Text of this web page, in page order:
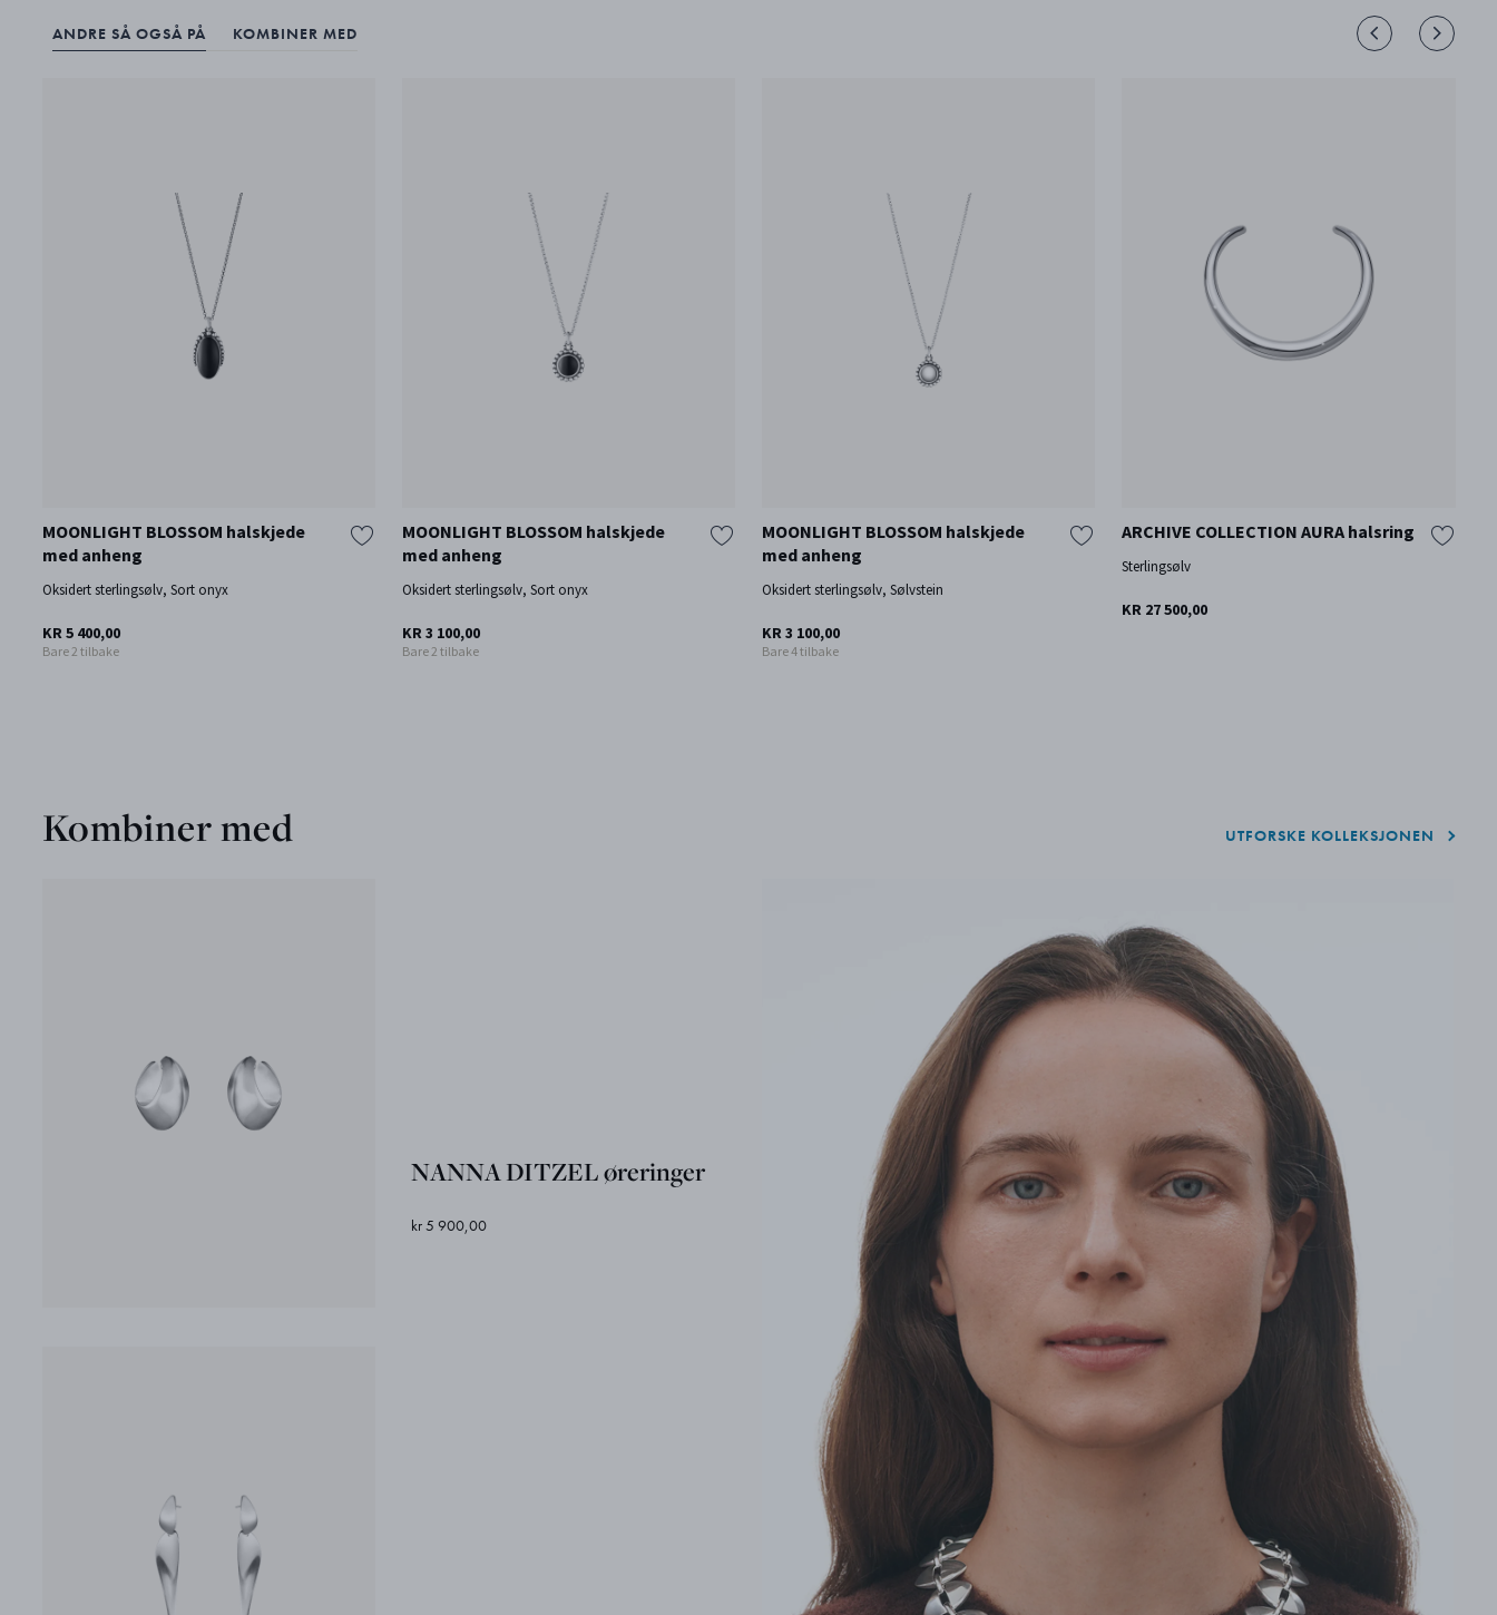
ANDRE SÅ OGSÅ PÅ KOMBINER MED
MOONLIGHT BLOSSOM halskjede
med anheng
Oksidert sterlingsølv, Sort onyx
KR 5 400,00
Bare 2 tilbake
MOONLIGHT BLOSSOM halskjede
med anheng
Oksidert sterlingsølv, Sort onyx
KR 3 100,00
Bare 2 tilbake
MOONLIGHT BLOSSOM halskjede
med anheng
Oksidert sterlingsølv, Sølvstein
KR 3 100,00
Bare 4 tilbake
ARCHIVE COLLECTION AURA halsring
Sterlingsølv
KR 27 500,00
UTFORSKE KOLLEKSJONEN
Kombiner med
NANNA DITZEL øreringer
kr 5 900,00